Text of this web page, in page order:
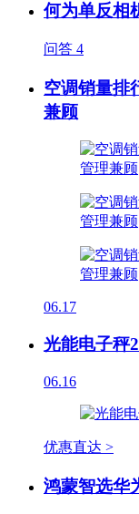
何为单反相
问答 4
空调销量排
兼顾
06.17
光能电子秤
06.16
优惠直达 >
鸿蒙智选华